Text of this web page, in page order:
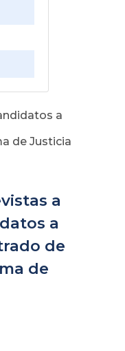
a
de Justicia
a
a
de
de